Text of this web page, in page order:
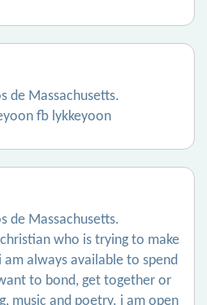
de Massachusetts.
fb lykkeyoon
de Massachusetts.
who is trying to make
always available to spend
to bond, get together or
music and poetry. i am open